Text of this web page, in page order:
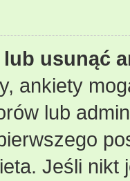
usunąć
ankiety
lub
Jeśli nikt